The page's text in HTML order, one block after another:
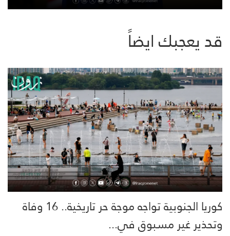
قد يعجبك ايضاً
كوريا الجنوبية تواجه موجة حر تاريخية.. 16 وفاة
وتحذير غير مسبوق في...